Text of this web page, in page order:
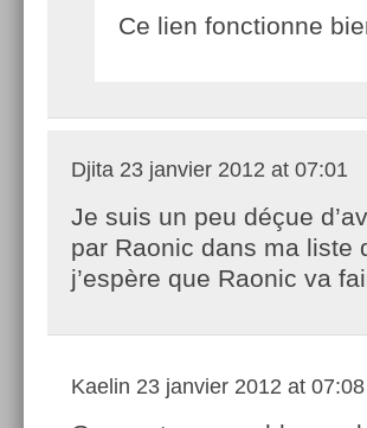
Ce lien fonctionne
Djita 23 janvier 2012 at 07:01
Je suis un peu déçue
par Raonic dans ma liste
j’espère que Raonic va
Kaelin 23 janvier 2012 at 07:08